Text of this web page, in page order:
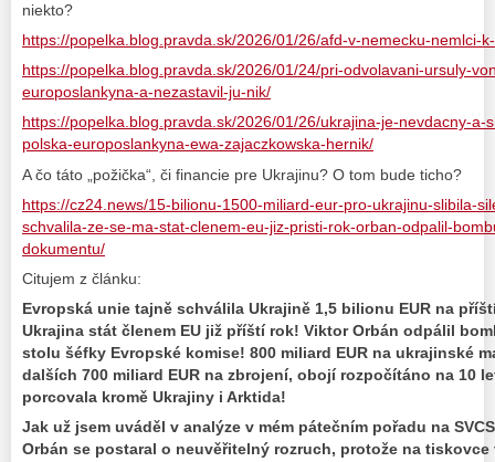
niekto?
https://popelka.blog.pravda.sk/2026/01/26/afd-v-nemecku-nemlci-
https://popelka.blog.pravda.sk/2026/01/24/pri-odvolavani-ursuly-
europoslankyna-a-nezastavil-ju-nik/
https://popelka.blog.pravda.sk/2026/01/26/ukrajina-je-nevdacny-a-
polska-europoslankyna-ewa-zajaczkowska-hernik/
A čo táto „požička“, či financie pre Ukrajinu? O tom bude ticho?
https://cz24.news/15-bilionu-1500-miliard-eur-pro-ukrajinu-slibila-
schvalila-ze-se-ma-stat-clenem-eu-jiz-pristi-rok-orban-odpalil-
dokumentu/
Citujem z článku:
Evropská unie tajně schválila Ukrajině 1,5 bilionu EUR na
Ukrajina stát členem EU již příští rok! Viktor Orbán odpálil
stolu šéfky Evropské komise! 800 miliard EUR na ukrajinské
dalších 700 miliard EUR na zbrojení, obojí rozpočítáno na 10
porcovala kromě Ukrajiny i Arktida!
Jak už jsem uváděl v analýze v mém pátečním pořadu na
Orbán se postaral o neuvěřitelný rozruch, protože na